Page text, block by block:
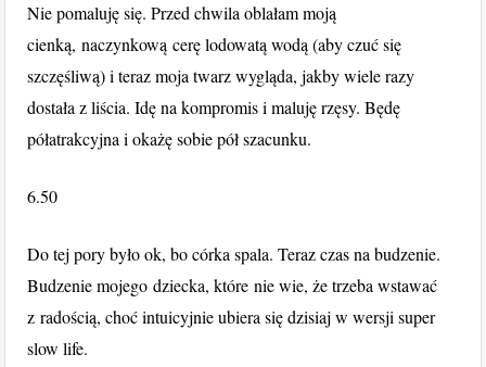
Nie pomaluję się. Przed chwila oblałam moją
cienką, naczynkową cerę lodowatą wodą (aby czuć się
szczęśliwą) i teraz moja twarz wygląda, jakby wiele razy
dostała z liścia. Idę na kompromis i maluję rzęsy. Będę
półatrakcyjna i okażę sobie pół szacunku.
6.50
Do tej pory było ok, bo córka spala. Teraz czas na budzenie.
Budzenie mojego dziecka, które nie wie, że trzeba wstawać
z radością, choć intuicyjnie ubiera się dzisiaj w wersji super
slow life.